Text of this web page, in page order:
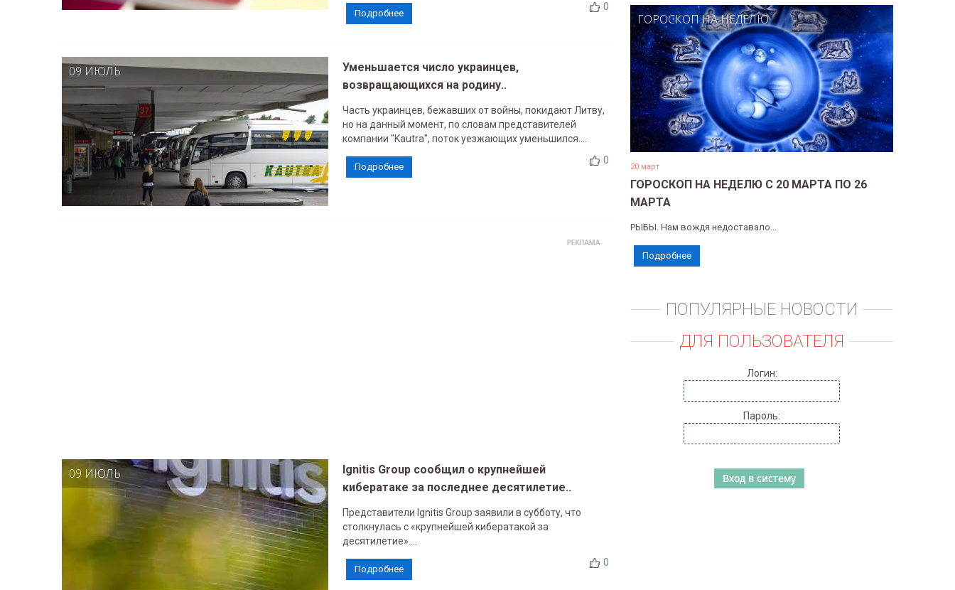
0
Подробнее
09 ИЮЛЬ
Уменьшается число украинцев,
возвращающихся на родину..
Часть украинцев, бежавших от войны, покидают Литву,
но на данный момент, по словам представителей
компании "Kautra", поток уезжающих уменьшился....
0
Подробнее
09 ИЮЛЬ
Ignitis Group сообщил о крупнейшей
кибератаке за последнее десятилетие..
Представители Ignitis Group заявили в субботу, что
столкнулась с «крупнейшей кибератакой за
десятилетие»....
0
Подробнее
ГОРОСКОП НА НЕДЕЛЮ
20 март
ГОРОСКОП НА НЕДЕЛЮ С 20 МАРТА ПО 26
МАРТА
РЫБЫ. Нам вождя недоставало...
Подробнее
ПОПУЛЯРНЫЕ НОВОСТИ
ДЛЯ ПОЛЬЗОВАТЕЛЯ
Логин:
Пароль: